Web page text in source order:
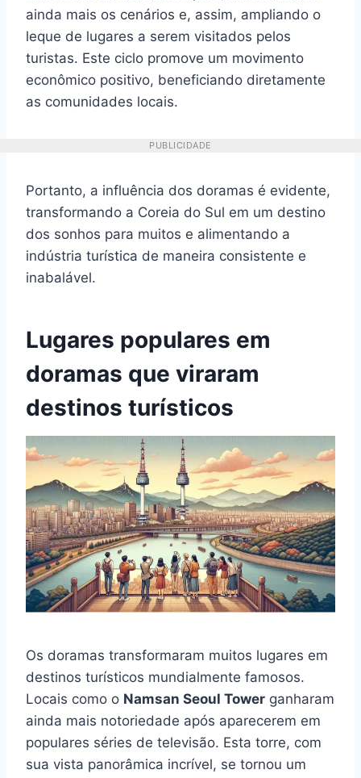
ainda mais os cenários e, assim, ampliando o
leque de lugares a serem visitados pelos
turistas. Este ciclo promove um movimento
econômico positivo, beneficiando diretamente
as comunidades locais.
PUBLICIDADE
Portanto, a influência dos doramas é evidente,
transformando a Coreia do Sul em um destino
dos sonhos para muitos e alimentando a
indústria turística de maneira consistente e
inabalável.
Lugares populares em
doramas que viraram
destinos turísticos
Os doramas transformaram muitos lugares em
destinos turísticos mundialmente famosos.
Locais como o Namsan Seoul Tower ganharam
ainda mais notoriedade após aparecerem em
populares séries de televisão. Esta torre, com
sua vista panorâmica incrível, se tornou um